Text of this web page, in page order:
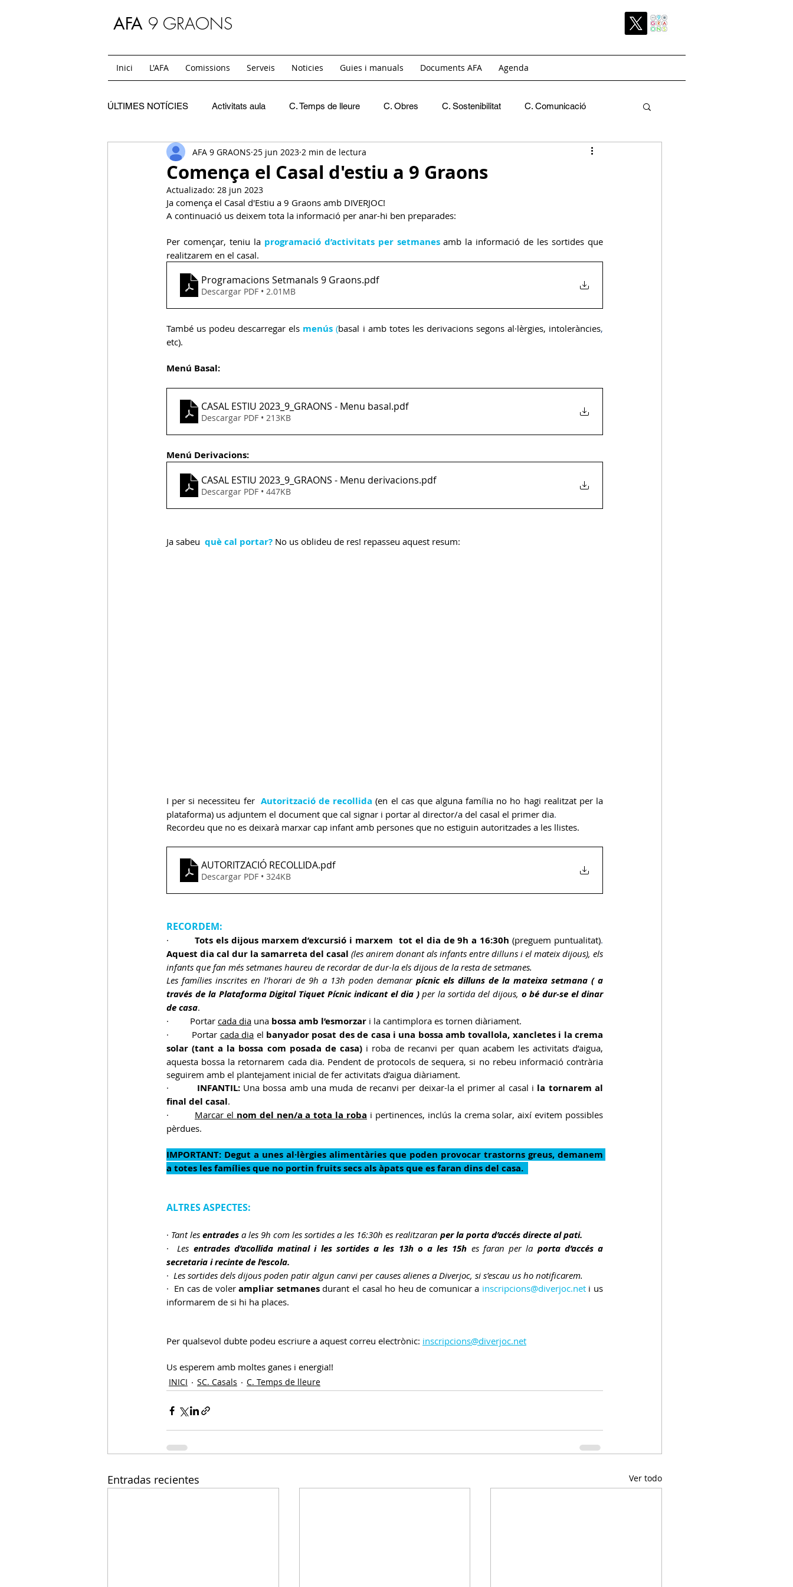
AFA 9 GRAONS
Inici L'AFA Comissions Serveis Noticies Guies i manuals Documents AFA Agenda
ÚLTIMES NOTÍCIES Activitats aula C. Temps de lleure C. Obres C. Sostenibilitat C. Comunicació
C. Festes SC. Extraescolars Recomanacions
SC. Casals C. Mon i jo C. Igualtat i Diversitat GT. Acollida
SC. Temps de migdia i acollides C. Reivindicativa i Barri GT Projecte Pati C. Economica C. Pati
C.Entorn Escolar Gestió Serveis AESA
Comença el Casal d'estiu a 9 Graons
AFA 9 GRAONS 25 jun 2023 2 min de lectura
Actualizado: 28 jun 2023
Ja comença el Casal d'Estiu a 9 Graons amb DIVERJOC!
A continuació us deixem tota la informació per anar-hi ben preparades:
Per començar, teniu la programació d’activitats per setmanes amb la informació de les sortides que
realitzarem en el casal.
Programacions Setmanals 9 Graons.pdf
Descargar PDF • 2.01MB
També us podeu descarregar els menús (basal i amb totes les derivacions segons al·lèrgies, intoleràncies
etc).
Menú Basal:
CASAL ESTIU 2023_9_GRAONS - Menu basal.pdf
Descargar PDF • 213KB
Menú Derivacions:
CASAL ESTIU 2023_9_GRAONS - Menu derivacions.pdf
Descargar PDF • 447KB
Ja sabeu què cal portar? No us oblideu de res! repasseu aquest resum:
I per si necessiteu fer Autorització de recollida (en el cas que alguna família no ho hagi realitzat per la
plataforma) us adjuntem el document que cal signar i portar al director/a del casal el primer dia.
Recordeu que no es deixarà marxar cap infant amb persones que no estiguin autoritzades a les llistes.
AUTORITZACIÓ RECOLLIDA.pdf
Descargar PDF • 324KB
RECORDEM:
· Tots els dijous marxem d’excursió i marxem  tot el dia de 9h a 16:30h (preguem puntualitat)
Aquest dia cal dur la samarreta del casal (les anirem donant als infants entre dilluns i el mateix dijous), els
infants que fan més setmanes haureu de recordar de dur-la els dijous de la resta de setmanes.
Les famílies inscrites en l’horari de 9h a 13h poden demanar pícnic els dilluns de la mateixa setmana ( a
través de la Plataforma Digital Tiquet Pícnic indicant el dia ) per la sortida del dijous, o bé dur-se el dinar
de casa.
·         Portar cada dia una bossa amb l’esmorzar i la cantimplora es tornen diàriament.
·         Portar cada dia el banyador posat des de casa i una bossa amb tovallola, xancletes i la crema
solar (tant a la bossa com posada de casa) i roba de recanvi per quan acabem les activitats d’aigua,
aquesta bossa la retornarem cada dia. Pendent de protocols de sequera, si no rebeu informació contrària
seguirem amb el plantejament inicial de fer activitats d’aigua diàriament.
· INFANTIL: Una bossa amb una muda de recanvi per deixar-la el primer al casal i la tornarem al
final del casal.
· Marcar el nom del nen/a a tota la roba i pertinences, inclús la crema solar, així evitem possibles
pèrdues.
IMPORTANT: Degut a unes al·lèrgies alimentàries que poden provocar trastorns greus, demanem
a totes les famílies que no portin fruits secs als àpats que es faran dins del casa.
ALTRES ASPECTES:
· Tant les entrades a les 9h com les sortides a les 16:30h es realitzaran per la porta d’accés directe al pati.
· Les entrades d’acollida matinal i les sortides a les 13h o a les 15h es faran per la porta d’accés a
secretaria i recinte de l’escola.
· Les sortides dels dijous poden patir algun canvi per causes alienes a Diverjoc, si s’escau us ho notificarem.
·  En cas de voler ampliar setmanes durant el casal ho heu de comunicar a inscripcions@diverjoc.net i us
informarem de si hi ha places.
Per qualsevol dubte podeu escriure a aquest correu electrònic: inscripcions@diverjoc.net
Us esperem amb moltes ganes i energia!!
INICI SC. Casals C. Temps de lleure
Entradas recientes Ver todo